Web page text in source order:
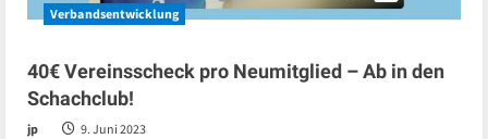
Verbandsentwicklung
40€ Vereinsscheck pro Neumitglied – Ab in den
Schachclub!
jp 9. Juni 2023